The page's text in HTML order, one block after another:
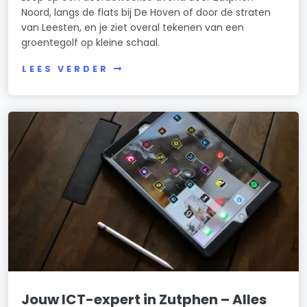
Noord, langs de flats bij De Hoven of door de straten
van Leesten, en je ziet overal tekenen van een
groentegolf op kleine schaal.
LEES VERDER
Jouw ICT-expert in Zutphen – Alles